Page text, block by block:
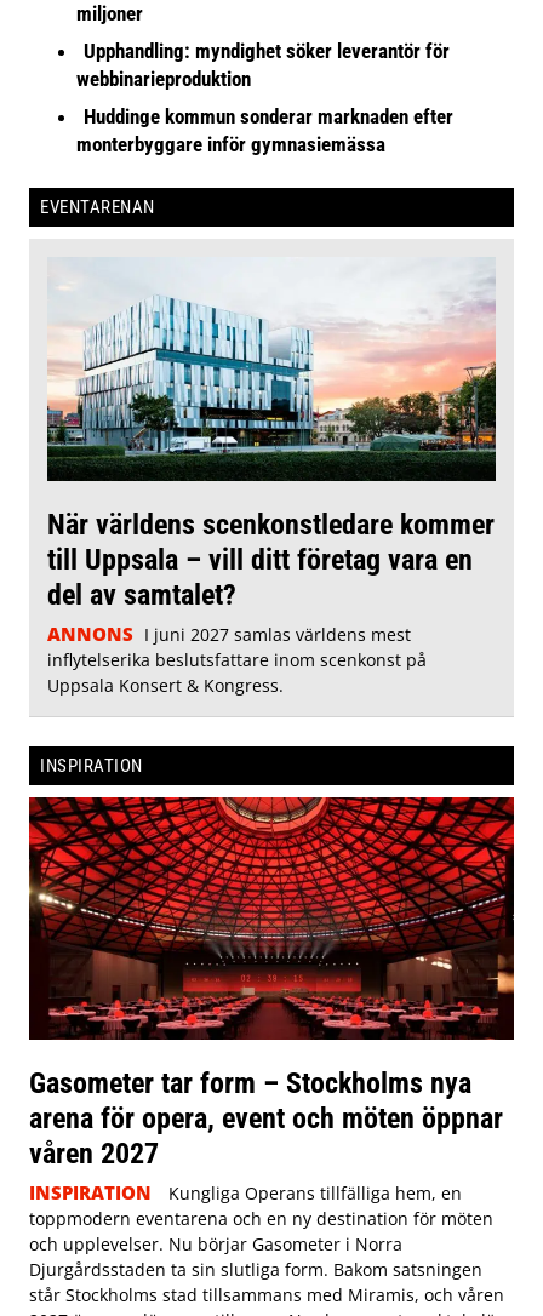
miljoner
Upphandling: myndighet söker leverantör för
webbinarieproduktion
Huddinge kommun sonderar marknaden efter
monterbyggare inför gymnasiemässa
EVENTARENAN
När världens scenkonstledare kommer
till Uppsala – vill ditt företag vara en
del av samtalet?
ANNONS I juni 2027 samlas världens mest
inflytelserika beslutsfattare inom scenkonst på
Uppsala Konsert & Kongress.
INSPIRATION
Gasometer tar form – Stockholms nya
arena för opera, event och möten öppnar
våren 2027
INSPIRATION
Kungliga Operans tillfälliga hem, en
toppmodern eventarena och en ny destination för möten
och upplevelser. Nu börjar Gasometer i Norra
Djurgårdsstaden ta sin slutliga form. Bakom satsningen
står Stockholms stad tillsammans med Miramis, och våren